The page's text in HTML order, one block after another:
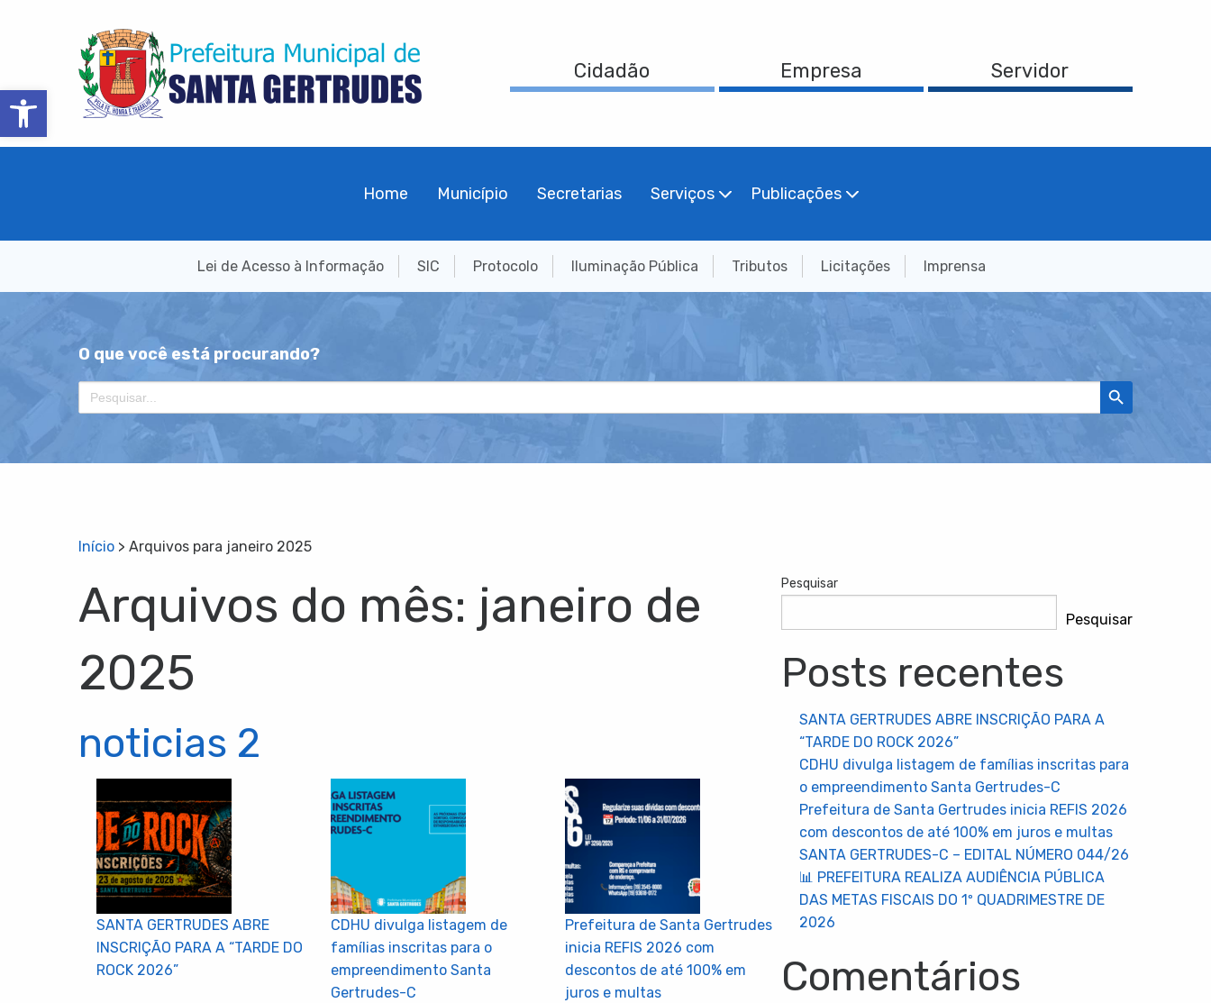
Barra de Ferramentas Aberta
Cidadão Empresa Servidor
Home Município Secretarias Serviços Publicações
Lei de Acesso à Informação SIC Protocolo Iluminação Pública Tributos Licitações Imprensa
O que você está procurando?
Search
for:
Search Button
Início > Arquivos para janeiro 2025
Arquivos do mês: janeiro de
2025
noticias 2
SANTA GERTRUDES ABRE
INSCRIÇÃO PARA A “TARDE DO
ROCK 2026”
CDHU divulga listagem de
famílias inscritas para o
empreendimento Santa
Gertrudes-C
Prefeitura de Santa Gertrudes
inicia REFIS 2026 com
descontos de até 100% em
juros e multas
Pesquisar
Pesquisar
Posts recentes
SANTA GERTRUDES ABRE INSCRIÇÃO PARA A
“TARDE DO ROCK 2026”
CDHU divulga listagem de famílias inscritas para
o empreendimento Santa Gertrudes-C
Prefeitura de Santa Gertrudes inicia REFIS 2026
com descontos de até 100% em juros e multas
SANTA GERTRUDES-C – EDITAL NÚMERO 044/26
📊 PREFEITURA REALIZA AUDIÊNCIA PÚBLICA
DAS METAS FISCAIS DO 1º QUADRIMESTRE DE
2026
Comentários